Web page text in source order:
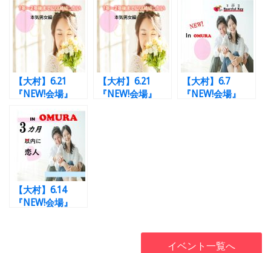
【大村】6.21
『NEW!会場』
い出会い♡スマホ
システム導入！ 1
年～2年までに結
婚したい♡男女
編 男性35歳～
49歳 女性35歳
～49歳 コロナ対
策済！☆本格挽き
【大村】6.21
『NEW!会場』
【大村】6.7
『NEW!会場』
【大村】6.14
『NEW!会場』
イベント一覧へ